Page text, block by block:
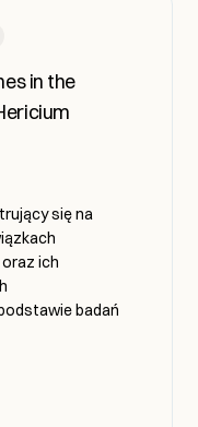
in the
się na
ich
badań